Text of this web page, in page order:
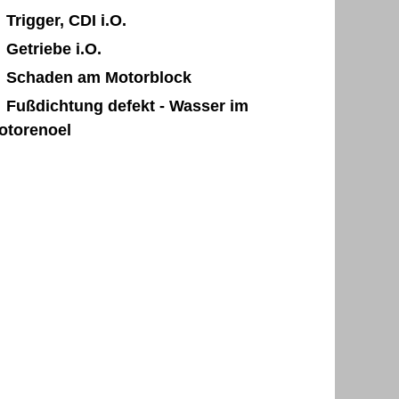
Trigger, CDI i.O.
Getriebe i.O.
Schaden am Motorblock
Fußdichtung defekt - Wasser im